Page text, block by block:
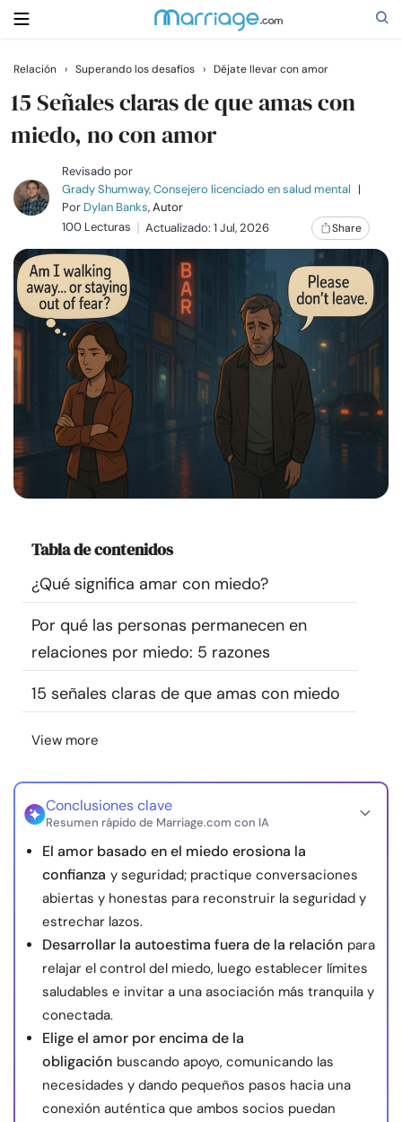
Buscar
Casarse
Relaciones
Familia
Ayuda
Cursos
Recursos
Comunidad
Idioma
Sobre nosotros Contáctanos Escríbenos
nosotros
© Copyright 2026. Todos los derechos reservados.
Relación › Superando los desafíos › Déjate llevar con amor
15 Señales claras de que amas con
miedo, no con amor
Revisado por
Grady Shumway, Consejero licenciado en salud mental |
Por Dylan Banks, Autor
100 Lecturas
Actualizado: 1 Jul, 2026 Share
Tabla de contenidos
¿Qué significa amar con miedo?
Por qué las personas permanecen en
relaciones por miedo: 5 razones
15 señales claras de que amas con miedo
View more
Conclusiones clave
Resumen rápido de Marriage.com con IA
El amor basado en el miedo erosiona la
confianza y seguridad; practique conversaciones
abiertas y honestas para reconstruir la seguridad y
estrechar lazos.
Desarrollar la autoestima fuera de la relación para
relajar el control del miedo, luego establecer límites
saludables e invitar a una asociación más tranquila y
conectada.
Elige el amor por encima de la
obligación buscando apoyo, comunicando las
necesidades y dando pequeños pasos hacia una
conexión auténtica que ambos socios puedan